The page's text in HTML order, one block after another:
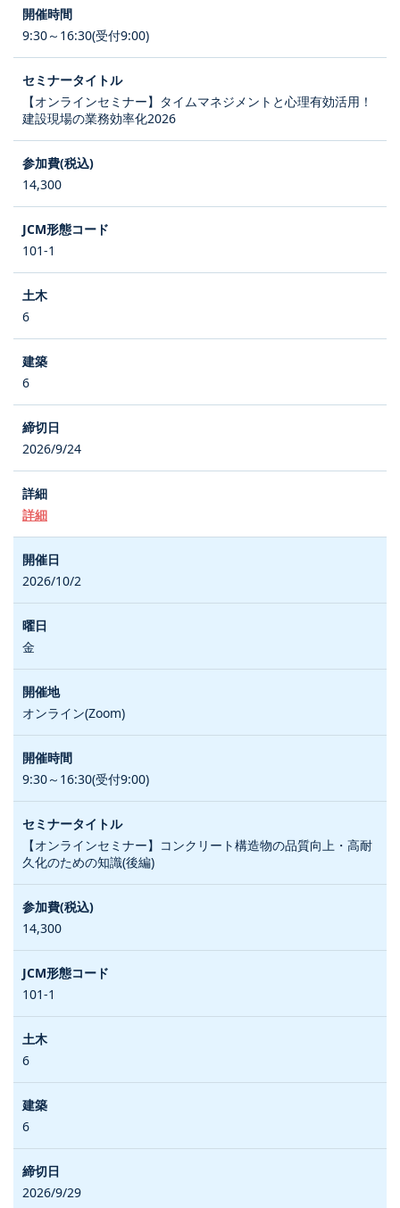
9:30～16:30(受付9:00)
【オンラインセミナー】タイムマネジメントと心理有効活用！
建設現場の業務効率化2026
14,300
101-1
6
6
2026/9/24
詳細
2026/10/2
金
オンライン(Zoom)
9:30～16:30(受付9:00)
【オンラインセミナー】コンクリート構造物の品質向上・高耐
久化のための知識(後編)
14,300
101-1
6
6
2026/9/29